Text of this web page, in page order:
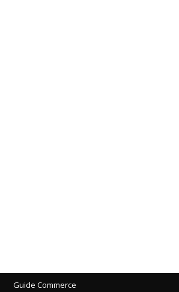
Guide Commerce